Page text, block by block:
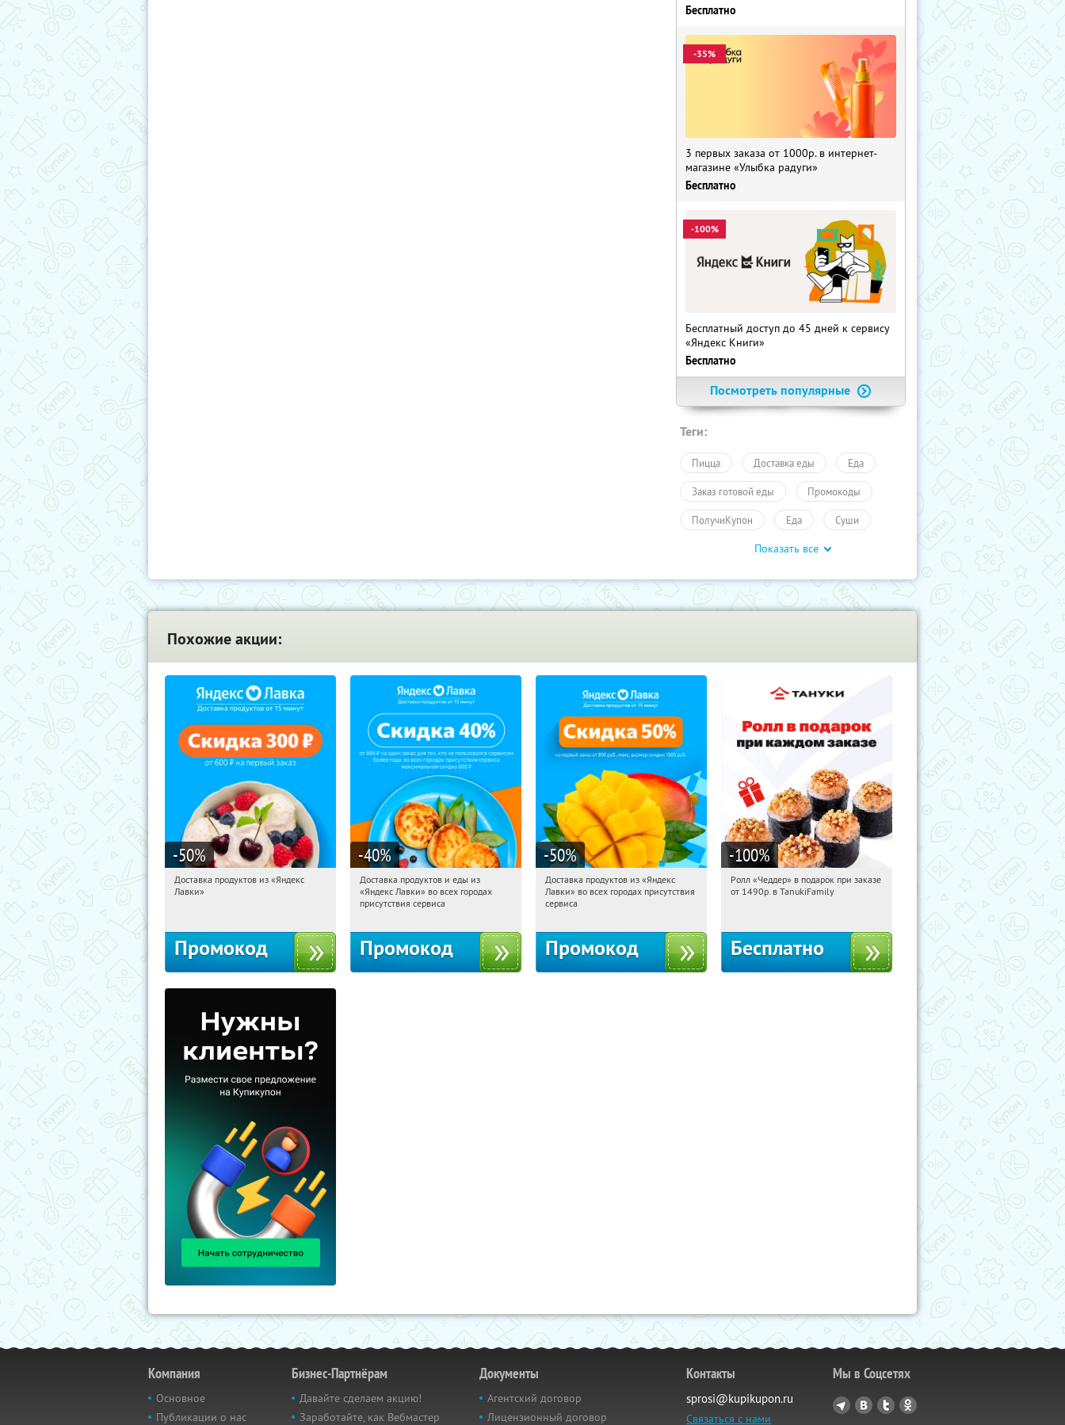
Бесплатно
-35%
3 первых заказа от 1000р. в интернет-
магазине «Улыбка радуги»
Бесплатно
-100%
Бесплатный доступ до 45 дней к сервису
«Яндекс Книги»
Бесплатно
Посмотреть популярные
Теги:
Пицца Доставка еды Еда
Заказ готовой еды Промокоды
ПолучиКупон Еда Суши
Показать все
Похожие акции:
-50%
12:38:48 Получили:
Доставка продуктов из «Яндекс
Лавки»
Промокод
-40%
12:38:48 Получили:
Россия
Доставка продуктов и еды из
«Яндекс Лавки» во всех городах
присутствия сервиса
Промокод
-50%
12:38:48 Получили:
Россия
Доставка продуктов из «Яндекс
Лавки» во всех городах присутствия
сервиса
Промокод
-100%
12:38:48 Получили:108
Ролл «Чеддер» в подарок при заказе
от 1490р. в TanukiFamily
Бесплатно
Компания
Основное
Публикации о нас
Бизнес-Партнёрам
Давайте сделаем акцию!
Заработайте, как Вебмастер
Документы
Агентский договор
Лицензионный договор
Контакты
sprosi@kupikupon.ru
Связаться с нами
Мы в Соцсетях